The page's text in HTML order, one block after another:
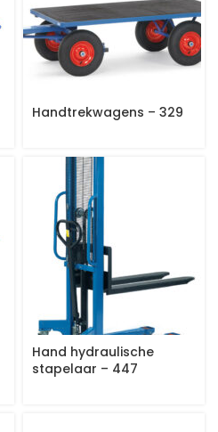
Handtrekwagens – 329
Hand hydraulische
stapelaar – 447